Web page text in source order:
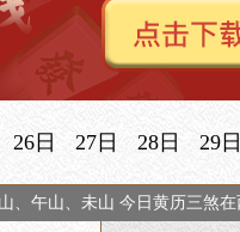
26日 27日 28日 29日
午山、未山 今日黄历三煞